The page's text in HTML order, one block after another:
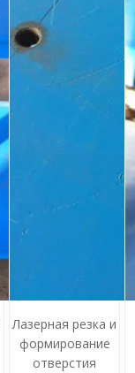
Лазерная резка и
формирование
отверстия